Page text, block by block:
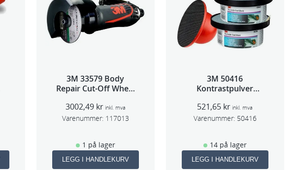
3M 33579 Body
Repair Cut-Off Wheel
3002,49 kr inkl. mva
Varenummer: 117013
1 på lager
LEGG I HANDLEKURV
3M 50416
Kontrastpulver
521,65 kr inkl. mva
Varenummer: 50416
14 på lager
LEGG I HANDLEKURV